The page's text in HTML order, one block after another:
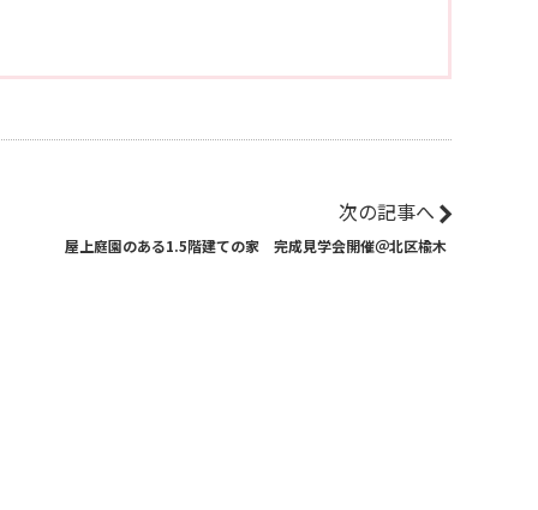
次の記事へ
屋上庭園のある1.5階建ての家 完成見学会開催＠北区楡木